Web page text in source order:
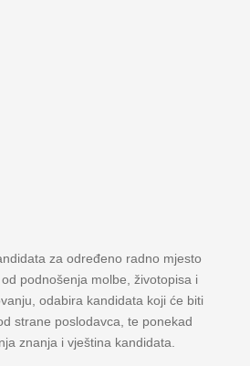
za određeno radno mjesto
podnošenja molbe, životopisa i
odabira kandidata koji će biti
strane poslodavca, te ponekad
znanja i vještina kandidata.